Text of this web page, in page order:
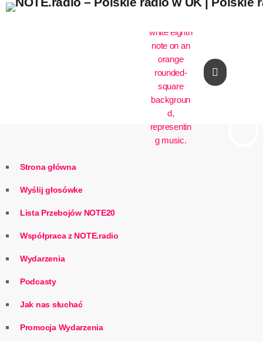
play_arrow
Strona główna
Wyślij głosówke
Lista Przebojów NOTE20
Współpraca z NOTE.radio
Wydarzenia
Podcasty
Jak nas słuchać
Promocja Wydarzenia